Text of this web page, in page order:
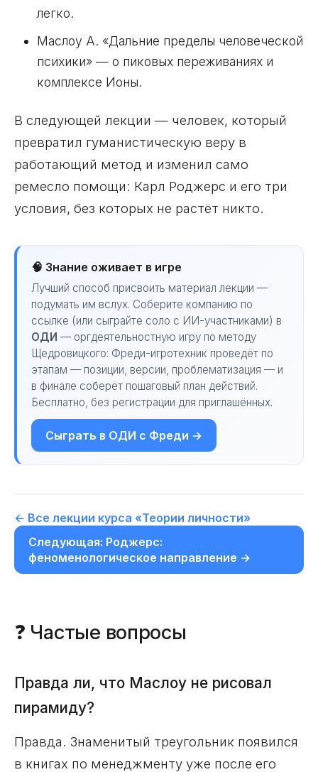
легко.
Маслоу А. «Дальние пределы человеческой
психики» — о пиковых переживаниях и
комплексе Ионы.
В следующей лекции — человек, который
превратил гуманистическую веру в
работающий метод и изменил само
ремесло помощи: Карл Роджерс и его три
условия, без которых не растёт никто.
🧠 Знание оживает в игре
Лучший способ присвоить материал лекции —
подумать им вслух. Соберите компанию по
ссылке (или сыграйте соло с ИИ-участниками) в
ОДИ — оргдеятельностную игру по методу
Щедровицкого: Фреди-игротехник проведёт по
этапам — позиции, версии, проблематизация — и
в финале соберёт пошаговый план действий.
Бесплатно, без регистрации для приглашённых.
Сыграть в ОДИ с Фреди →
← Все лекции курса «Теории личности»
Следующая: Роджерс:
феноменологическое направление →
❓ Частые вопросы
Правда ли, что Маслоу не рисовал
пирамиду?
Правда. Знаменитый треугольник появился
в книгах по менеджменту уже после его